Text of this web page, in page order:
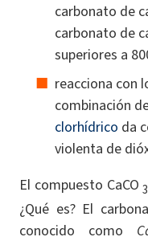
carbonato de
carbonato de
superiores a
reacciona con
combinación
clorhídrico da
violenta de
El compuesto CaCO3
¿Qué es? El
conocido como